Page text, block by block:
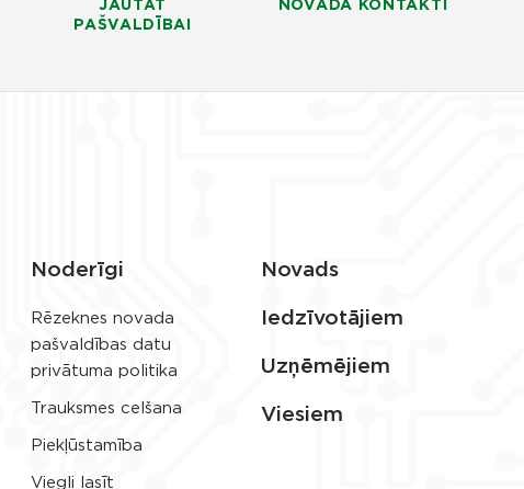
JAUTĀT
PAŠVALDĪBAI
NOVADA KONTAKTI
Noderīgi
Rēzeknes novada
pašvaldības datu
privātuma politika
Trauksmes celšana
Piekļūstamība
Viegli lasīt
Novads
Iedzīvotājiem
Uzņēmējiem
Viesiem